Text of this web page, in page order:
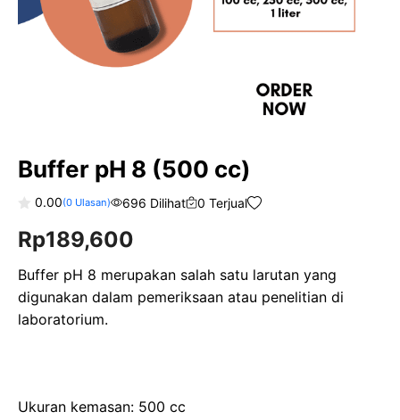
Buffer pH 8 (500 cc)
o
u
o
f
5
0.00(0Ulasan) 696 Dilihat 0 Terjual
Rp189,600
Buffer pH 8 merupakan salah satu larutan yang
digunakan dalam pemeriksaan atau penelitian di
laboratorium.
Ukuran kemasan: 500 cc